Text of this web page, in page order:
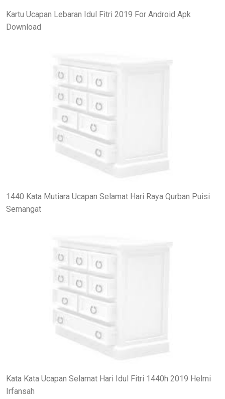
Kartu Ucapan Lebaran Idul Fitri 2019 For Android Apk
Download
1440 Kata Mutiara Ucapan Selamat Hari Raya Qurban Puisi
Semangat
Kata Kata Ucapan Selamat Hari Idul Fitri 1440h 2019 Helmi
Irfansah